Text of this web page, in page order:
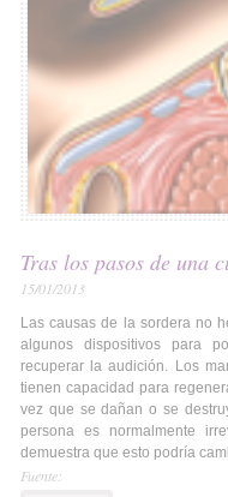
Tras los pasos de una
15/01/2013
Las causas de la sordera no
algunos dispositivos para
recuperar la audición. Los
tienen capacidad para
vez que se dañan o se
persona es normalmente
demuestra que esto podría
Fuente: